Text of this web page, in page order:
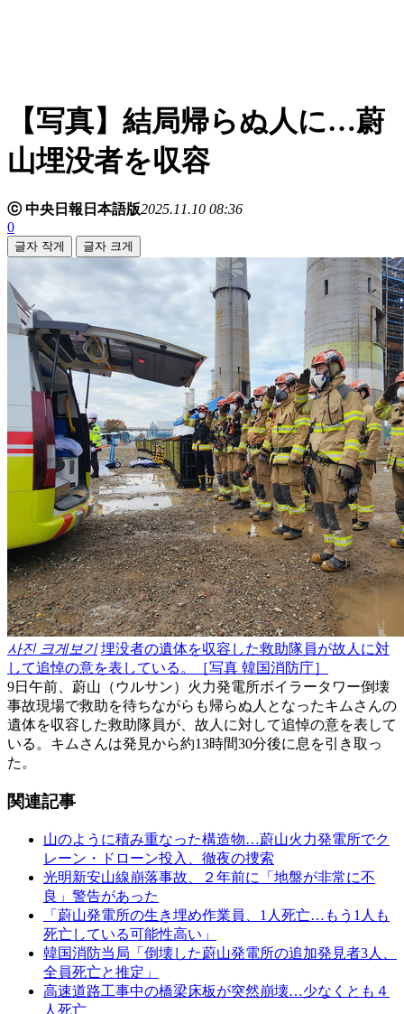
【写真】結局帰らぬ人に…蔚
山埋没者を収容
ⓒ 中央日報日本語版2025.11.10 08:36
0
글자 작게 글자 크게
사진 크게보기 埋没者の遺体を収容した救助隊員が故人に対
して追悼の意を表している。［写真 韓国消防庁］
9日午前、蔚山（ウルサン）火力発電所ボイラータワー倒壊
事故現場で救助を待ちながらも帰らぬ人となったキムさんの
遺体を収容した救助隊員が、故人に対して追悼の意を表して
いる。キムさんは発見から約13時間30分後に息を引き取っ
た。
関連記事
山のように積み重なった構造物…蔚山火力発電所でク
レーン・ドローン投入、徹夜の捜索
光明新安山線崩落事故、２年前に「地盤が非常に不
良」警告があった
「蔚山発電所の生き埋め作業員、1人死亡…もう1人も
死亡している可能性高い」
韓国消防当局「倒壊した蔚山発電所の追加発見者3人、
全員死亡と推定」
高速道路工事中の橋梁床板が突然崩壊…少なくとも４
人死亡